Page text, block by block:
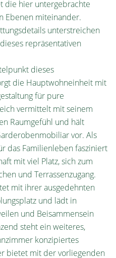
die hier untergebrachte
Ebenen miteinander.
unterstreichen
repräsentativen
dieses
die Hauptwohneinheit mit
für pure
vermittelt mit seinem
Raumgefühl und hält
vor. Als
das Familienleben fasziniert
mit viel Platz, sich zum
und Terrassenzugang.
mit ihrer ausgedehnten
und lädt in
und Beisammensein
steht ein weiteres,
konzipiertes
bietet mit der vorliegenden